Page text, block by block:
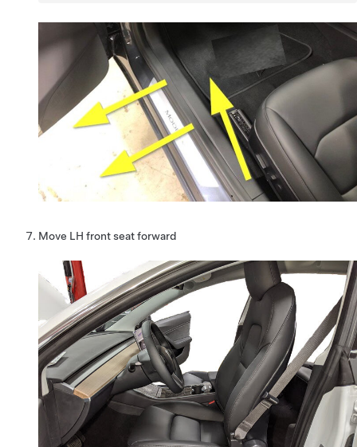
Move LH front seat forward